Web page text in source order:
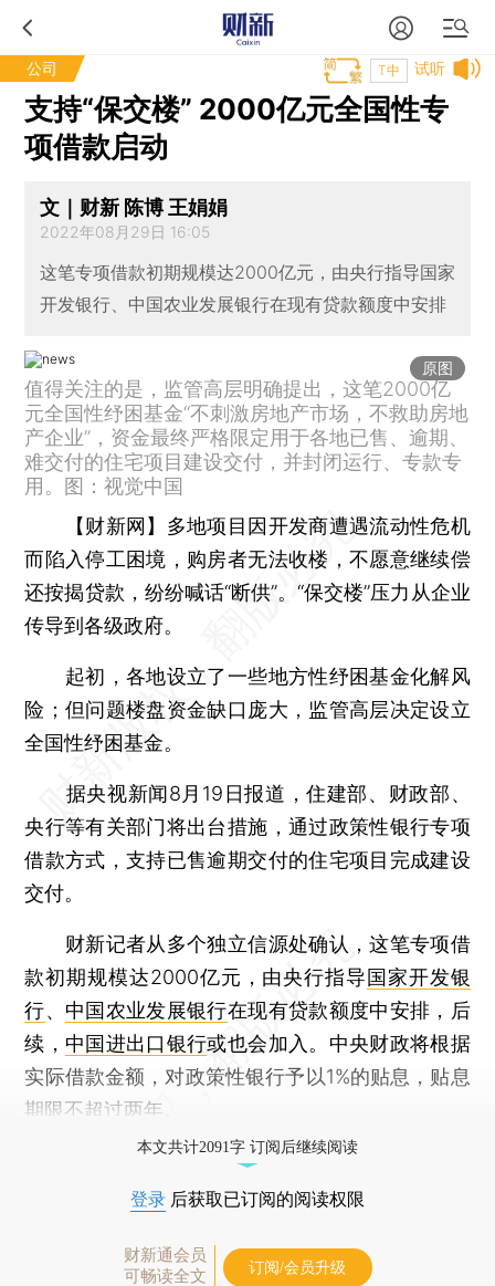
公司 试听
T中
支持“保交楼” 2000亿元全国性专
项借款启动
文｜财新 陈博 王娟娟
2022年08月29日 16:05
这笔专项借款初期规模达2000亿元，由央行指导国家
开发银行、中国农业发展银行在现有贷款额度中安排
原图
值得关注的是，监管高层明确提出，这笔2000亿
元全国性纾困基金“不刺激房地产市场，不救助房地
产企业”，资金最终严格限定用于各地已售、逾期、
难交付的住宅项目建设交付，并封闭运行、专款专
用。图：视觉中国
【财新网】 多地项目因开发商遭遇流动性危机
而陷入停工困境，购房者无法收楼，不愿意继续偿
还按揭贷款，纷纷喊话“断供”。“保交楼”压力从企业
传导到各级政府。
起初，各地设立了一些地方性纾困基金化解风
险；但问题楼盘资金缺口庞大，监管高层决定设立
全国性纾困基金。
据央视新闻8月19日报道，住建部、财政部、
央行等有关部门将出台措施，通过政策性银行专项
借款方式，支持已售逾期交付的住宅项目完成建设
交付。
财新记者从多个独立信源处确认，这笔专项借
款初期规模达2000亿元，由央行指导国家开发银
行、 中国农业发展银行在现有贷款额度中安排，后
续， 中国进出口银行或也会加入。中央财政将根据
实际借款金额，对政策性银行予以1%的贴息，贴息
期限不超过两年。
本文共计2091字 订阅后继续阅读
登录 后获取已订阅的阅读权限
财新通会员
可畅读全文
订阅/会员升级